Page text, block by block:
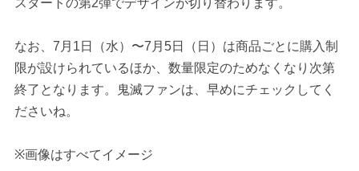
スタートの第2弾でデザインが切り替わります。
なお、7月1日（水）〜7月5日（日）は商品ごとに購入制
限が設けられているほか、数量限定のためなくなり次第
終了となります。鬼滅ファンは、早めにチェックしてく
ださいね。
※画像はすべてイメージ